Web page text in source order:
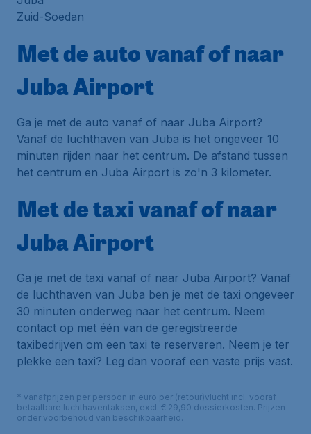
Zuid-Soedan
Met de auto vanaf of naar
Juba Airport
Ga je met de auto vanaf of naar Juba Airport?
Vanaf de luchthaven van Juba is het ongeveer 10
minuten rijden naar het centrum. De afstand tussen
het centrum en Juba Airport is zo'n 3 kilometer.
Met de taxi vanaf of naar
Juba Airport
Ga je met de taxi vanaf of naar Juba Airport? Vanaf
de luchthaven van Juba ben je met de taxi ongeveer
30 minuten onderweg naar het centrum. Neem
contact op met één van de geregistreerde
taxibedrijven om een taxi te reserveren. Neem je ter
plekke een taxi? Leg dan vooraf een vaste prijs vast.
* vanafprijzen per persoon in euro per (retour)vlucht incl. vooraf
betaalbare luchthaventaksen, excl. € 29,90 dossierkosten. Prijzen
onder voorbehoud van beschikbaarheid.